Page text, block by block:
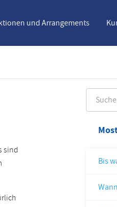
und Arrangements
Dollar
Dollar
Sweden
sind
Bis